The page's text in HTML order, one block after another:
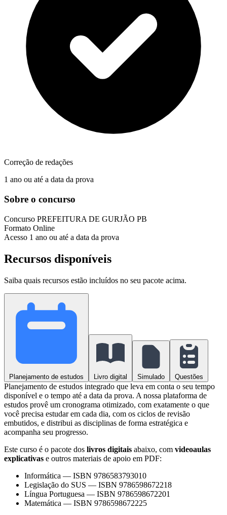
Correção de redações
1 ano ou até a data da prova
Sobre o concurso
Concurso PREFEITURA DE GURJÃO PB
Formato Online
Acesso 1 ano ou até a data da prova
Recursos disponíveis
Saiba quais recursos estão incluídos no seu pacote acima.
Planejamento de estudos Livro digital Simulado Questões
Planejamento de estudos integrado que leva em conta o seu tempo
disponível e o tempo até a data da prova. A nossa plataforma de
estudos provê um cronograma otimizado, com exatamente o que
você precisa estudar em cada dia, com os ciclos de revisão
embutidos, e distribui as disciplinas de forma estratégica e
acompanha seu progresso.
Este curso é o pacote dos livros digitais abaixo, com videoaulas
explicativas e outros materiais de apoio em PDF:
Informática — ISBN 9786583793010
Legislação do SUS — ISBN 9786598672218
Língua Portuguesa — ISBN 9786598672201
Matemática — ISBN 9786598672225